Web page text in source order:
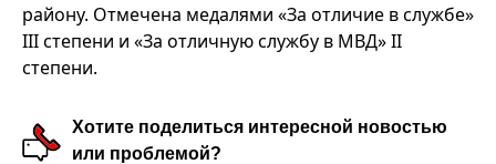
району. Отмечена медалями «За отличие в службе»
III степени и «За отличную службу в МВД» II
степени.
Хотите поделиться интересной новостью
или проблемой?